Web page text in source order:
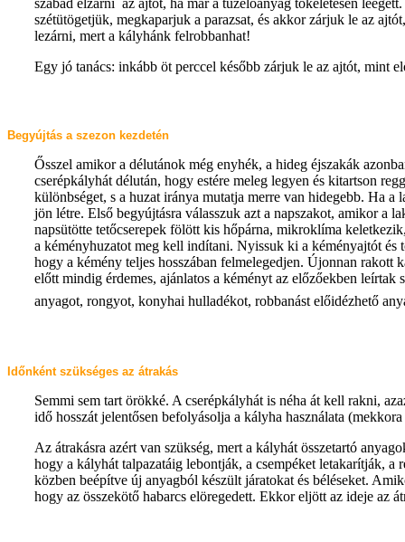
szétütögetjük, megkaparjuk a parazsat, és akkor zárjuk le az
lezárni, mert a kályhánk felrobbanhat!
Egy jó tanács: inkább öt perccel később zárjuk le az ajtót, mint
Begyújtás a szezon kezdetén
Ősszel amikor a délutánok még enyhék, a hideg éjszakák
cserépkályhát délután, hogy estére meleg legyen és kitartson
különbséget, s a huzat iránya mutatja merre van hidegebb. Ha
jön létre. Első begyújtásra válasszuk azt a napszakot, amikor a
napsütötte tetőcserepek fölött kis hőpárna, mikroklíma
a kéményhuzatot meg kell indítani. Nyissuk ki a kéményajtót
hogy a kémény teljes hosszában felmelegedjen. Újonnan
előtt mindig érdemes, ajánlatos a kéményt az előzőekben
anyagot, rongyot, konyhai hulladékot, robbanást előidézhető
Időnként szükséges az átrakás
Semmi sem tart örökké. A cserépkályhát is néha át kell rakni,
idő hosszát jelentősen befolyásolja a kályha használata
Az átrakásra azért van szükség, mert a kályhát összetartó
hogy a kályhát talpazatáig lebontják, a csempéket letakarítják,
közben beépítve új anyagból készült járatokat és béléseket.
hogy az összekötő habarcs elöregedett. Ekkor eljött az ideje az